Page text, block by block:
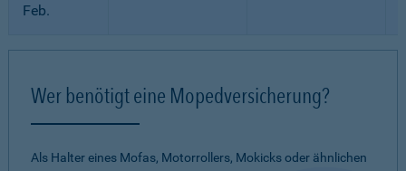
Feb.
Wer benötigt eine Mopedversicherung?
Als Halter eines Mofas, Motorrollers, Mokicks oder ähnlichen